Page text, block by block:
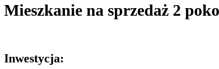
Mieszkanie na sprzedaż 2
Inwestycja: